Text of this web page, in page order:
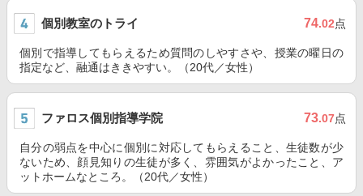
個別教室のトライ 74.02点
個別で指導してもらえるため質問のしやすさや、授業の曜日の
指定など、融通はききやすい。（20代／女性）
ファロス個別指導学院 73.07点
自分の弱点を中心に個別に対応してもらえること、生徒数が少
ないため、顔見知りの生徒が多く、雰囲気がよかったこと、ア
ットホームなところ。（20代／女性）